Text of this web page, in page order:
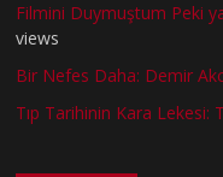
Filmini Duymuştum Peki
views
Bir Nefes Daha: Demir
Tıp Tarihinin Kara Lekesi: